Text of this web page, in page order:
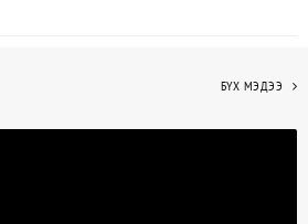
БҮХ МЭДЭЭ